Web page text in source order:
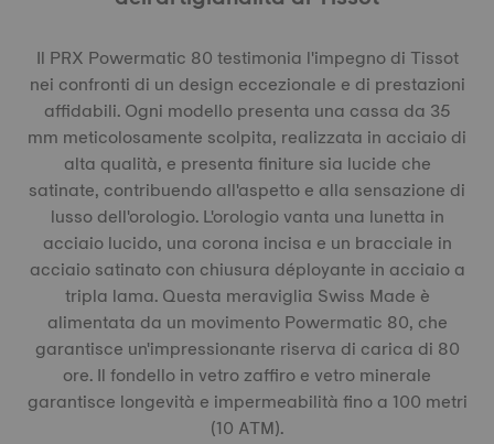
Il PRX Powermatic 80 testimonia l'impegno di Tissot
nei confronti di un design eccezionale e di prestazioni
affidabili. Ogni modello presenta una cassa da 35
mm meticolosamente scolpita, realizzata in acciaio di
alta qualità, e presenta finiture sia lucide che
satinate, contribuendo all'aspetto e alla sensazione di
lusso dell'orologio. L'orologio vanta una lunetta in
acciaio lucido, una corona incisa e un bracciale in
acciaio satinato con chiusura déployante in acciaio a
tripla lama. Questa meraviglia Swiss Made è
alimentata da un movimento Powermatic 80, che
garantisce un'impressionante riserva di carica di 80
ore. Il fondello in vetro zaffiro e vetro minerale
garantisce longevità e impermeabilità fino a 100 metri
(10 ATM).